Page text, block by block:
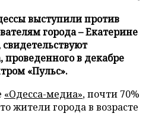
выступили против
города – Екатерине
проведенного в декабре
«Пульс».
«Одесса-медиа», почти 70%
жители города в возрасте